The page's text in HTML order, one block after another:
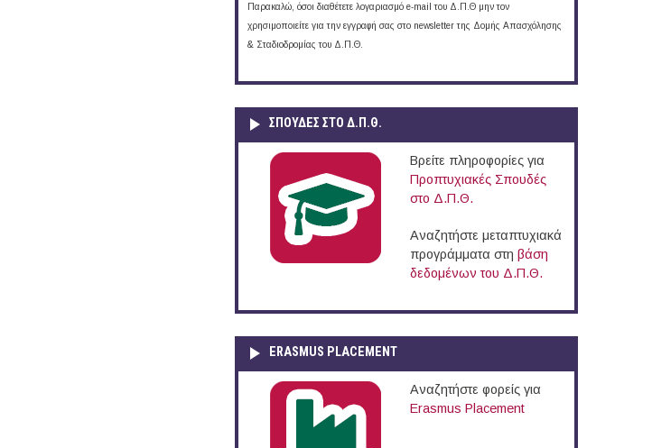
Παρακαλώ, όσοι διαθέτετε λογαριασμό e-mail του Δ.Π.Θ μην τον
χρησιμοποιείτε για την εγγραφή σας στο newsletter της Δομής Απασχόλησης
& Σταδιοδρομίας του Δ.Π.Θ.
ΣΠΟΥΔΈΣ ΣΤΟ Δ.Π.Θ.
Βρείτε πληροφορίες για
Προπτυχιακές Σπουδές
στο Δ.Π.Θ.
Αναζητήστε μεταπτυχιακά
προγράμματα στη βάση
δεδομένων του Δ.Π.Θ.
ERASMUS PLACEMENT
Αναζητήστε φορείς για
Erasmus Placement